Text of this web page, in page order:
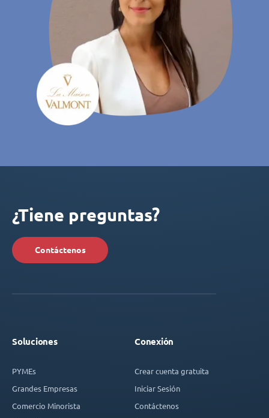
¿Tiene preguntas?
Contáctenos
Soluciones
PYMEs
Grandes Empresas
Comercio Minorista
Conexión
Crear cuenta gratuita
Iniciar Sesión
Contáctenos